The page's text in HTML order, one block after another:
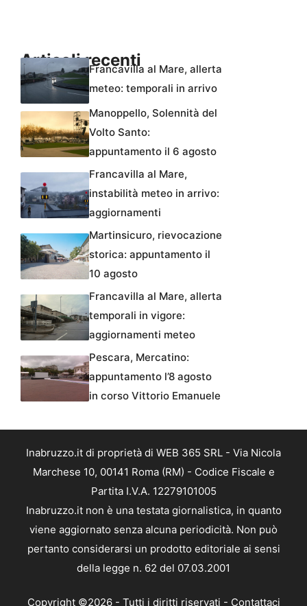
Articoli recentiFrancavilla al Mare, allerta
meteo: temporali in arrivo
Manoppello, Solennità del
Volto Santo:
appuntamento il 6 agosto
Francavilla al Mare,
instabilità meteo in arrivo:
aggiornamenti
Martinsicuro, rievocazione
storica: appuntamento il
10 agosto
Francavilla al Mare, allerta
temporali in vigore:
aggiornamenti meteo
Pescara, Mercatino:
appuntamento l’8 agosto
in corso Vittorio Emanuele
Inabruzzo.it di proprietà di WEB 365 SRL - Via Nicola
Marchese 10, 00141 Roma (RM) - Codice Fiscale e
Partita I.V.A. 12279101005
Inabruzzo.it non è una testata giornalistica, in quanto
viene aggiornato senza alcuna periodicità. Non può
pertanto considerarsi un prodotto editoriale ai sensi
della legge n. 62 del 07.03.2001
Copyright ©2026 - Tutti i diritti riservati - Contattaci